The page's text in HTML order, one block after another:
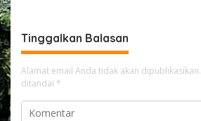
Tinggalkan Balasan
Alamat email Anda tidak akan dipublikasikan.
ditandai *